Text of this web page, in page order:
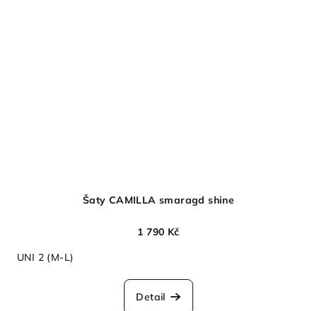
Šaty CAMILLA smaragd shine
1 790 Kč
UNI 2 (M-L)
Detail